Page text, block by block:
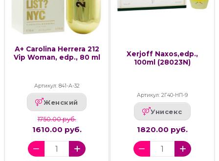
А+ Carolina Herrera 212
Vip Woman, edp., 80 ml
Артикул: 841-А-32
Женский
1750.00 руб.
1610.00 руб.
Xerjoff Naxos,edp.,
100ml (28023N)
Артикул: 2Г40-НП-9
Унисекс
1820.00 руб.